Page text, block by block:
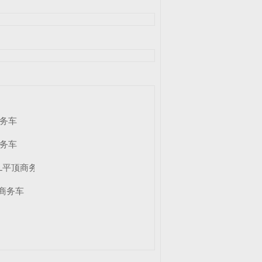
车
车
顶商务车
务车